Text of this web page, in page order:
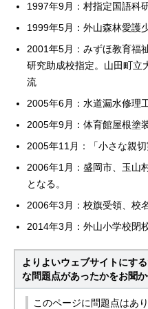
1997年9月：村指定国語科
1999年5月：外山森林愛護
2001年5月：みずほ教育福
研究助成校指定。山田町立
流
2005年6月：水道漏水修理
2005年9月：体育館屋根塗
2005年11月：「小さな親
2006年1月：盛岡市、玉山
となる。
2006年3月：校旗受領、校
2014年3月：外山小学校閉
よりよいウェブサイトにす
な問題点があったかをお聞か
このページに問題点はあ